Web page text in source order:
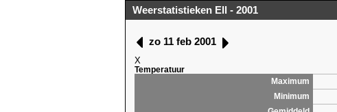
Weerstatistieken Ell - 2001
zo 11 feb 2001
X
Temperatuur
Maximum
Minimum